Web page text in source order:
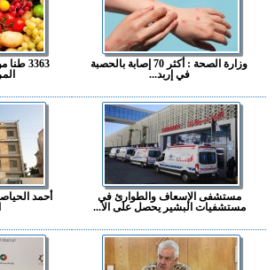
وزارة الصحة : أكثر 70 إصابة بالحصبة
في إربد...
3363
مستشفى الإسعاف والطوارئ في
مستشفيات البشير يحصل على الا...
أحمد